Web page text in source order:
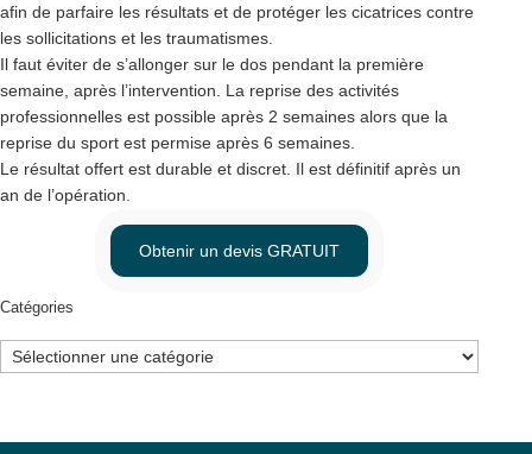
afin de parfaire les résultats et de protéger les cicatrices contre
les sollicitations et les traumatismes.
Il faut éviter de s’allonger sur le dos pendant la première
semaine, après l’intervention. La reprise des activités
professionnelles est possible après 2 semaines alors que la
reprise du sport est permise après 6 semaines.
Le résultat offert est durable et discret. Il est définitif après un
an de l’opération.
Obtenir un devis GRATUIT
Catégories
Catégories